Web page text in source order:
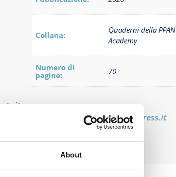
About
Collana:
Quaderni della PPAN
Academy
Numero di
pagine:
70
info@ecampusuniversitypress.it